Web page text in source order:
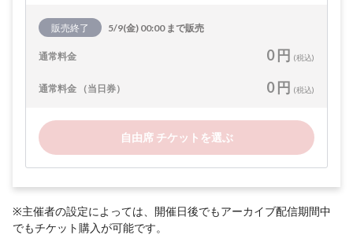
販売終了 5/9(金) 00:00 まで販売
通常料金 0 円 (税込)
通常料金 （当日券） 0 円 (税込)
自由席 チケットを選ぶ
※主催者の設定によっては、開催日後でもアーカイブ配信期間中
でもチケット購入が可能です。